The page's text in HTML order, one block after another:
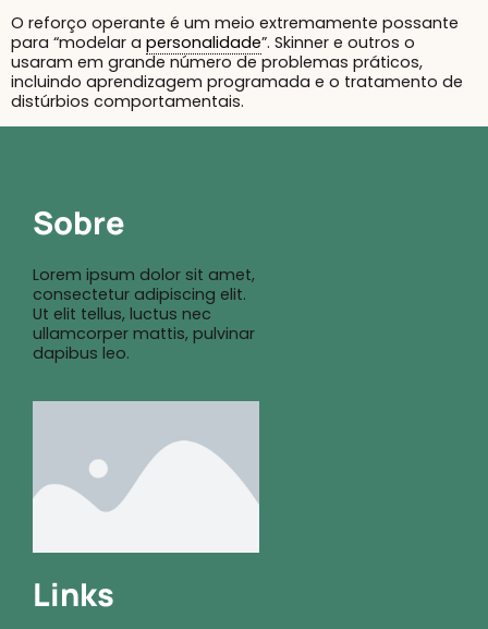
O reforço operante é um meio extremamente possante
para “modelar a personalidade”. Skinner e outros o
usaram em grande número de problemas práticos,
incluindo aprendizagem programada e o tratamento de
distúrbios comportamentais.
Sobre
Lorem ipsum dolor sit amet,
consectetur adipiscing elit.
Ut elit tellus, luctus nec
ullamcorper mattis, pulvinar
dapibus leo.
Links